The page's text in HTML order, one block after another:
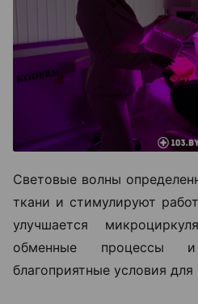
Световые волны
ткани и стимулируют
улучшается
обменные процессы
благоприятные условия для